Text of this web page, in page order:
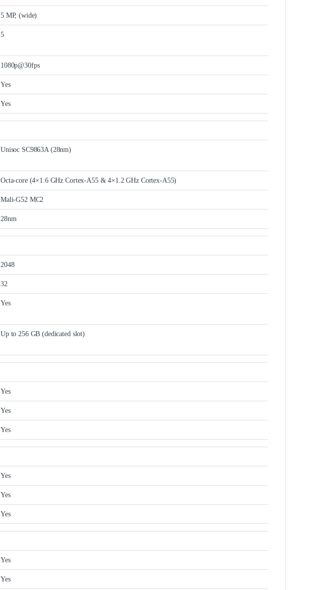
5 MP, (wide)
5
1080p@30fps
Yes
Yes
Unisoc SC9863A (28nm)
Octa-core (4×1.6 GHz Cortex-A55 & 4×1.2 GHz Cortex-A55)
Mali-G52 MC2
28nm
2048
32
Yes
Up to 256 GB (dedicated slot)
Yes
Yes
Yes
Yes
Yes
Yes
Yes
Yes